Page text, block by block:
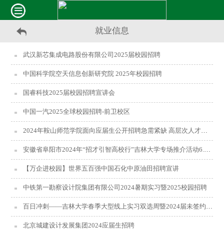
就业信息
武汉新芯集成电路股份有限公司2025届校园招聘
中国科学院空天信息创新研究院 2025年校园招聘
国睿科技2025届校园招聘宣讲会
中国一汽2025全球校园招聘-前卫校区
2024年鞍山师范学院面向应届生公开招聘急需紧缺 高层次人才公告
安徽省阜阳市2024年“招才引智高校行”吉林大学专场推介活动6.24与您不见不散！
【万企进校园】世界五百强中国石化中原油田招聘宣讲
中铁第一勘察设计院集团有限公司2024暑期实习暨2025校园招聘
百日冲刺——吉林大学春季大型线上实习双选周暨2024届未签约毕业生空中双选会
北京城建设计发展集团2024应届生招聘